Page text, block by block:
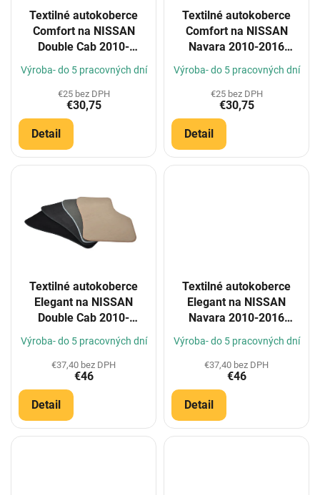
Textilné autokoberce
Comfort na NISSAN
Double Cab 2010-
Výroba- do 5 pracovných dní
€25 bez DPH
€30,75
Detail
Textilné autokoberce
Comfort na NISSAN
Navara 2010-2016
Výroba- do 5 pracovných dní
€25 bez DPH
€30,75
Detail
Textilné autokoberce
Elegant na NISSAN
Double Cab 2010-
Výroba- do 5 pracovných dní
€37,40 bez DPH
€46
Detail
Textilné autokoberce
Elegant na NISSAN
Navara 2010-2016
Výroba- do 5 pracovných dní
€37,40 bez DPH
€46
Detail